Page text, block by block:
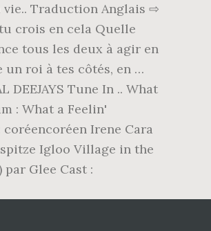
vie.. Traduction Anglais ⇨
crois en cela Quelle
tous les deux à agir en
un roi à tes côtés, en …
Tune In .. What
: What a Feelin'
Irene Cara
Igloo Village in the
Glee Cast :